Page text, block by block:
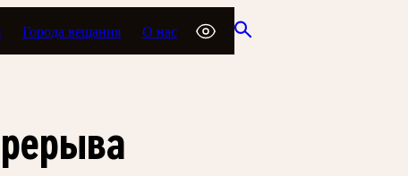
Города вещания О нас